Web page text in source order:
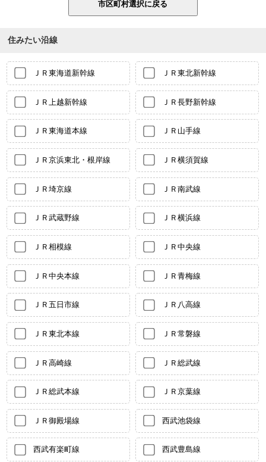
住みたい沿線
ＪＲ東海道新幹線 ＪＲ東北新幹線
ＪＲ上越新幹線 ＪＲ長野新幹線
ＪＲ東海道本線 ＪＲ山手線
ＪＲ京浜東北・根岸線 ＪＲ横須賀線
ＪＲ埼京線 ＪＲ南武線
ＪＲ武蔵野線 ＪＲ横浜線
ＪＲ相模線 ＪＲ中央線
ＪＲ中央本線 ＪＲ青梅線
ＪＲ五日市線 ＪＲ八高線
ＪＲ東北本線 ＪＲ常磐線
ＪＲ高崎線 ＪＲ総武線
ＪＲ総武本線 ＪＲ京葉線
ＪＲ御殿場線 西武池袋線
西武有楽町線 西武豊島線